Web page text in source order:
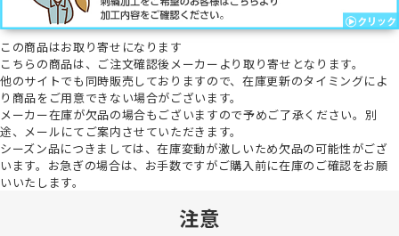
この商品はお取り寄せ になります
こちらの商品は、ご注文確認後メーカーより取り寄せとなります。
他のサイトでも同時販売しておりますので、在庫更新のタイミングによ
り商品をご用意できない場合がございます。
メーカー在庫が欠品の場合もございますので予めご了承ください。 別
途、メールにてご案内させていただきます。
シーズン品につきましては、在庫変動が激しいため欠品の可能性がござ
います。お急ぎの場合は、お手数ですがご購入前に在庫のご確認をお願
いいたします。
注意